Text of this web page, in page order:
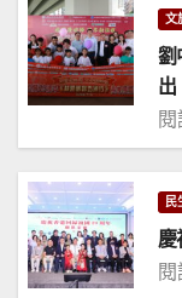
文
劉
出
民
慶